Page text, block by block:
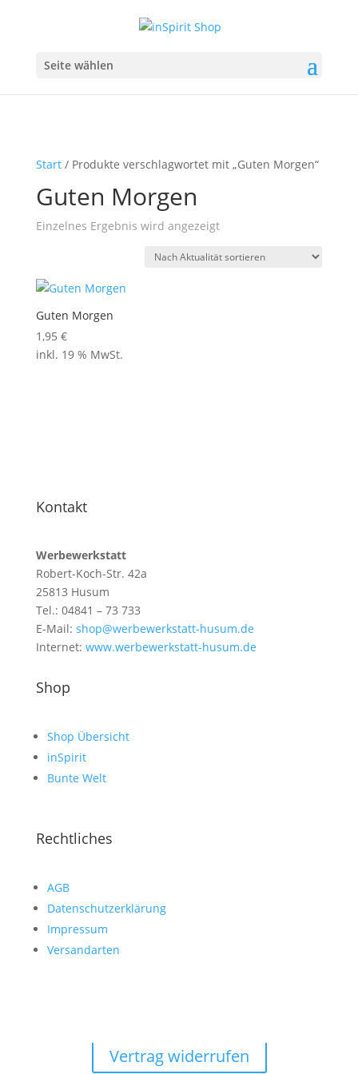
Seite wählen
Start/ Produkte verschlagwortet mit „Guten Morgen“
Guten Morgen
Einzelnes Ergebnis wird angezeigt
Guten Morgen
1,95 €
inkl. 19 % MwSt.
Kontakt
Werbewerkstatt
Robert-Koch-Str. 42a
25813 Husum
Tel.: 04841 – 73 733
E-Mail: shop@werbewerkstatt-husum.de
Internet: www.werbewerkstatt-husum.de
Shop
Shop Übersicht
inSpirit
Bunte Welt
Rechtliches
AGB
Datenschutzerklärung
Impressum
Versandarten
Vertrag widerrufen